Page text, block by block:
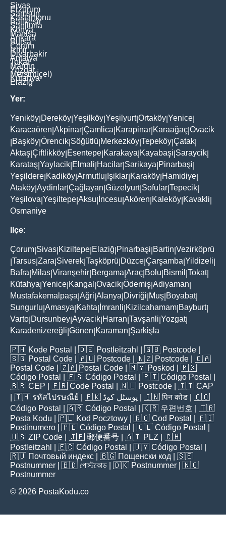
Sivas
Erzurum
Samsun
Kastamonu
Balikesir
Şanliurfa
Konya
Manisa
Ankara
Bursa
Çorum
İzmir
Diyarbakir
Antalya
Tokat
Mardin
Yozgat
Mersin(İçel)
Kütahya
Elaziğ
Yer:
Yeniköy Dereköy Yeşilköy Yeşilyurt|Ortaköy Yenice
Karacaören Akpinar Çamlica Karapinar Karaağaç Ovacik
Başköy Örencik Söğütlü Merkezköy Tepeköy Çatak
Aktaş Çiftlikköy Esentepe Karakaya Kayabaşi Saraycik
Karataş Yaylacik Elmali Hacilar Sarikaya Pinarbaşi
Yeşildere Kadiköy Armutlu Işiklar Karaköy Hamidiye
Ataköy Aydinlar Çağlayan Güzelyurt| Sofular Tepecik
Yeşilova Yeşiltepe Aksu İncesu Akören Kaleköy Kavakli
Osmaniye
Ilçe:
Çorum Sivas Kiziltepe Elaziğ Pinarbaşi Bartin Vezirköprü
Tarsus Zara Siverek Taşköprü Düzce Çarşamba Yildizeli
Bafra Milas Viranşehir Bergama Araç Bolu Bismil Tokat|
Kütahya Yenice Kangal Ovacik Ödemiş Adiyaman
Mustafakemalpaşa Ağri Alanya Divriği Muş Boyabat|
Sungurlu Amasya Kahta İmranli Kizilcahamam Bayburt|
Varto Dursunbey Ayvacik Harran Tavşanli Yozgat|
Karadenizereğli Gönen Karaman Şarkişla
🇵🇭 Kode Postal | 🇩🇪 Postleitzahl | 🇬🇧 Postcode
🇸🇬 Postal Code | 🇦🇺 Postcode | 🇳🇿 Postcode | 🇨🇦
Postal Code | 🇿🇦 Postal Code | 🇲🇾 Poskod
| 🇲🇽
Código Postal
| 🇪🇸 Código Postal | 🇵🇹 Código Postal
🇧🇷 CEP | 🇫🇷 Code Postal | 🇳🇱 Postcode | 🇮🇹 CAP
| 🇹🇭 รหัสไปรษณีย์ | 🇵🇰 پوسٹل کوڈ | 🇮🇳पिन कोड | 🇨🇴
Código Postal
| 🇦🇷 Código Postal | 🇰🇷 우편번호
| 🇹🇷
Posta Kodu | 🇵🇱 Kod Pocztowy | 🇷🇴 Cod Poștal
| 🇫🇮
Postinumero | 🇵🇪 Código Postal | 🇨🇱 Código Postal
🇺🇸 ZIP Code | 🇯🇵 郵便番号 | 🇦🇹 PLZ | 🇨🇭
Postleitzahl
| 🇪🇨 Código Postal | 🇺🇾 Código Postal
🇷🇺 Почтовый индекс | 🇧🇬 Пощенски код | 🇸🇪
Postnummer | 🇧🇩 পোস্টকোড | 🇩🇰 Postnummer | 🇳🇴
Postnummer
© 2026 PostaKodu.co